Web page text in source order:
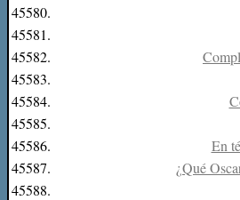
45580.
45581.
45582.
45583.
45584.
45585.
45586.
En
45587.
¿Qué
45588.